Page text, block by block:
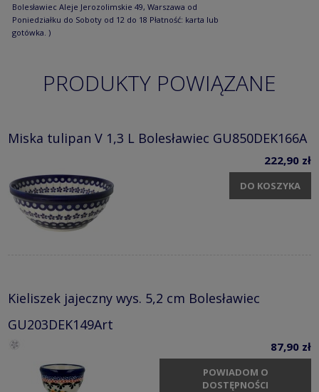
Bolesławiec Aleje Jerozolimskie 49, Warszawa od
Poniedziałku do Soboty od 12 do 18 Płatność: karta lub
gotówka. )
PRODUKTY POWIĄZANE
Miska tulipan V 1,3 L Bolesławiec GU850DEK166A
222,90 zł
DO KOSZYKA
Kieliszek jajeczny wys. 5,2 cm Bolesławiec
GU203DEK149Art
87,90 zł
POWIADOM O
DOSTĘPNOŚCI